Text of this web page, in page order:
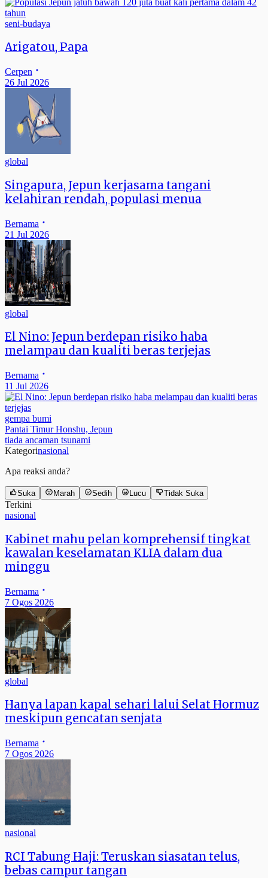
seni-budaya
Arigatou, Papa
Cerpen
26 Jul 2026
global
Singapura, Jepun kerjasama tangani
kelahiran rendah, populasi menua
Bernama
21 Jul 2026
global
El Nino: Jepun berdepan risiko haba
melampau dan kualiti beras terjejas
Bernama
11 Jul 2026
gempa bumi
Pantai Timur Honshu, Jepun
tiada ancaman tsunami
Kategorinasional
Apa reaksi anda?
Suka Marah Sedih Lucu Tidak Suka
Terkini
nasional
Kabinet mahu pelan komprehensif tingkat
kawalan keselamatan KLIA dalam dua
minggu
Bernama
7 Ogos 2026
global
Hanya lapan kapal sehari lalui Selat Hormuz
meskipun gencatan senjata
Bernama
7 Ogos 2026
nasional
RCI Tabung Haji: Teruskan siasatan telus,
bebas campur tangan